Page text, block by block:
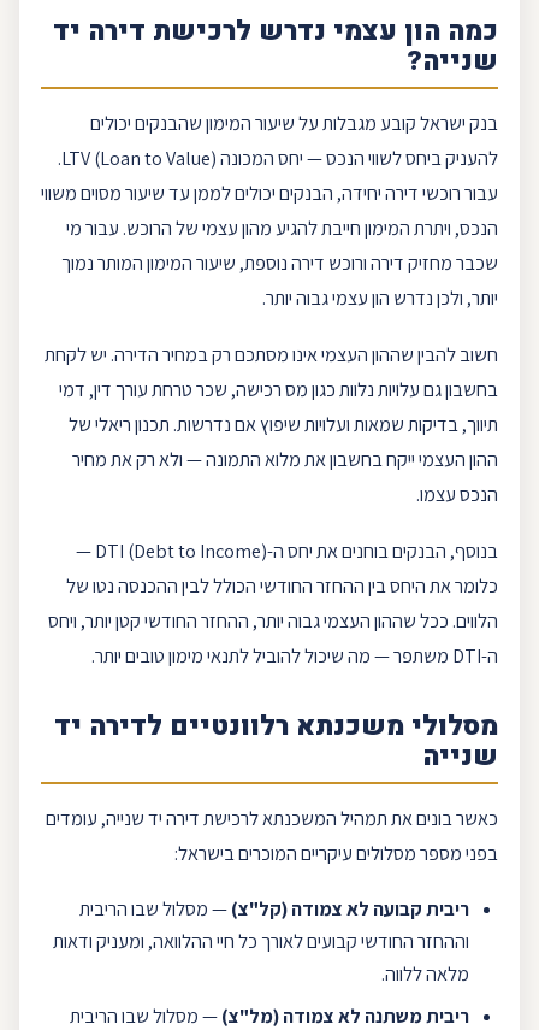
כמה הון עצמי נדרש לרכישת דירה יד
שנייה?
בנק ישראלקובע מגבלות על שיעור המימון שהבנקים יכולים
להעניק ביחס לשווי הנכס — יחס המכונה
LTV
(Loan to Value).
עבור רוכשי דירה יחידה, הבנקים יכולים לממן עד שיעור מסוים משווי
הנכס, ויתרת המימון חייבת להגיע מהון עצמי של הרוכש. עבור מי
שכבר מחזיק דירה ורוכש דירה נוספת, שיעור המימון המותר נמוך
יותר, ולכן נדרש הון עצמי גבוה יותר.
חשוב להבין שההון העצמי אינו מסתכם רק במחיר הדירה. יש לקחת
בחשבון גם עלויות נלוות כגון מס רכישה, שכר טרחת עורך דין, דמי
תיווך, בדיקות שמאות ועלויות שיפוץ אם נדרשות. תכנון ריאלי של
ההון העצמי ייקח בחשבון את מלוא התמונה — ולא רק את מחיר
הנכס עצמו.
בנוסף, הבנקים בוחנים את יחס ה-DTI (Debt to Income) —
כלומר את היחס בין ההחזר החודשי הכולל לבין ההכנסה נטו של
הלווים. ככל שההון העצמי גבוה יותר, ההחזר החודשי קטן יותר, ויחס
ה-DTI משתפר — מה שיכול להוביל לתנאי מימון טובים יותר.
מסלולי משכנתא רלוונטיים לדירה יד
שנייה
כאשר בונים את תמהיל המשכנתא לרכישת דירה יד שנייה, עומדים
בפני מספר מסלולים עיקריים המוכרים בישראל:
ריבית קבועה לא צמודה (קל"צ)— מסלול שבו הריבית
וההחזר החודשי קבועים לאורך כל חיי ההלוואה, ומעניק ודאות
מלאה ללווה.
ריבית משתנה לא צמודה (מל"צ)— מסלול שבו הריבית